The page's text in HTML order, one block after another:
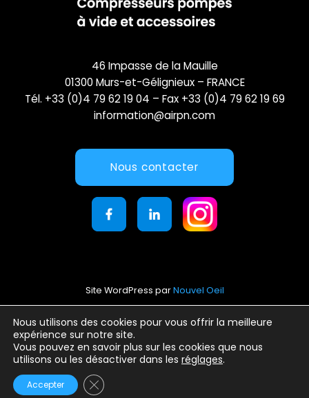
Nous utilisons des cookies pour vous offrir la meilleure
expérience sur notre site.
Vous pouvez en savoir plus sur les cookies que nous
utilisons ou les désactiver dans les réglages.
Accepter Fermer la bannière des cookies GDPR
46 Impasse de la Mauille
01300 Murs-et-Gélignieux – FRANCE
Tél. +33 (0)4 79 62 19 04 – Fax +33 (0)4 79 62 19 69
information@airpn.com
Nous contacter
Site WordPress parNouvel Oeil
Mentions légales
Conditions générales d’utilisation
Politique de confidentialité